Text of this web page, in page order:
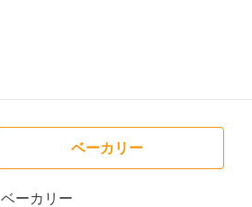
ベーカリー
ベーカリー